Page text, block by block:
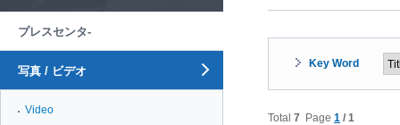
プレスセンタ-
写真 / ビデオ
Video
Key Word
Total 7 Page 1 / 1